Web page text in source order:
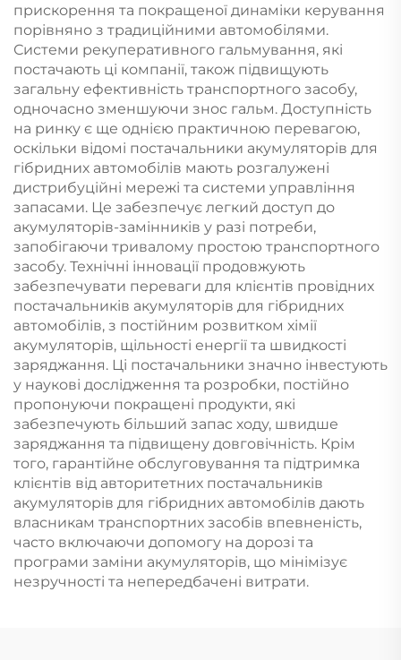
прискорення та покращеної динаміки керування
порівняно з традиційними автомобілями.
Системи рекуперативного гальмування, які
постачають ці компанії, також підвищують
загальну ефективність транспортного засобу,
одночасно зменшуючи знос гальм. Доступність
на ринку є ще однією практичною перевагою,
оскільки відомі постачальники акумуляторів для
гібридних автомобілів мають розгалужені
дистрибуційні мережі та системи управління
запасами. Це забезпечує легкий доступ до
акумуляторів-замінників у разі потреби,
запобігаючи тривалому простою транспортного
засобу. Технічні інновації продовжують
забезпечувати переваги для клієнтів провідних
постачальників акумуляторів для гібридних
автомобілів, з постійним розвитком хімії
акумуляторів, щільності енергії та швидкості
заряджання. Ці постачальники значно інвестують
у наукові дослідження та розробки, постійно
пропонуючи покращені продукти, які
забезпечують більший запас ходу, швидше
заряджання та підвищену довговічність. Крім
того, гарантійне обслуговування та підтримка
клієнтів від авторитетних постачальників
акумуляторів для гібридних автомобілів дають
власникам транспортних засобів впевненість,
часто включаючи допомогу на дорозі та
програми заміни акумуляторів, що мінімізує
незручності та непередбачені витрати.